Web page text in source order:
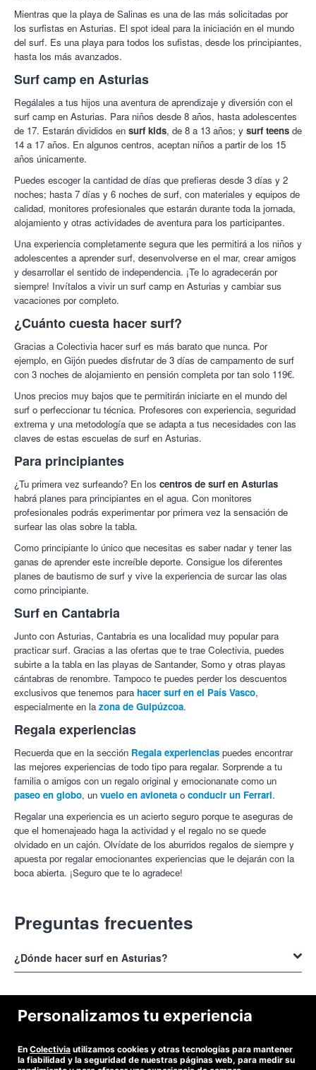
Mientras que la playa de Salinas es una de las más solicitadas por
los surfistas en Asturias. El spot ideal para la iniciación en el mundo
del surf. Es una playa para todos los sufistas, desde los principiantes,
hasta los más avanzados.
Surf camp en Asturias
Regálales a tus hijos una aventura de aprendizaje y diversión con el
surf camp en Asturias. Para niños desde 8 años, hasta adolescentes
de 17. Estarán divididos en surf kids, de 8 a 13 años; y surf teens de
14 a 17 años. En algunos centros, aceptan niños a partir de los 15
años únicamente.
Puedes escoger la cantidad de días que prefieras desde 3 días y 2
noches; hasta 7 días y 6 noches de surf, con materiales y equipos de
calidad, monitores profesionales que estarán durante toda la jornada,
alojamiento y otras actividades de aventura para los participantes.
Una experiencia completamente segura que les permitirá a los niños y
adolescentes a aprender surf, desenvolverse en el mar, crear amigos
y desarrollar el sentido de independencia. ¡Te lo agradecerán por
siempre! Invítalos a vivir un surf camp en Asturias y cambiar sus
vacaciones por completo.
¿Cuánto cuesta hacer surf?
Gracias a Colectivia hacer surf es más barato que nunca. Por
ejemplo, en Gijón puedes disfrutar de 3 días de campamento de surf
con 3 noches de alojamiento en pensión completa por tan solo 119€.
Unos precios muy bajos que te permitirán iniciarte en el mundo del
surf o perfeccionar tu técnica. Profesores con experiencia, seguridad
extrema y una metodología que se adapta a tus necesidades con las
claves de estas escuelas de surf en Asturias.
Para principiantes
¿Tu primera vez surfeando? En los centros de surf en Asturias
habrá planes para principiantes en el agua. Con monitores
profesionales podrás experimentar por primera vez la sensación de
surfear las olas sobre la tabla.
Como principiante lo único que necesitas es saber nadar y tener las
ganas de aprender este increíble deporte. Consigue los diferentes
planes de bautismo de surf y vive la experiencia de surcar las olas
como principiante.
Surf en Cantabria
Junto con Asturias, Cantabria es una localidad muy popular para
practicar surf. Gracias a las ofertas que te trae Colectivia, puedes
subirte a la tabla en las playas de Santander, Somo y otras playas
cántabras de renombre. Tampoco te puedes perder los descuentos
exclusivos que tenemos para hacer surf en el País Vasco,
especialmente en la zona de Guipúzcoa.
Regala experiencias
Recuerda que en la sección Regala experiencias puedes encontrar
las mejores experiencias de todo tipo para regalar. Sorprende a tu
familia o amigos con un regalo original y emocionanate como un
paseo en globo, un vuelo en avioneta o conducir un Ferrari.
Regalar una experiencia es un acierto seguro porque te aseguras de
que el homenajeado haga la actividad y el regalo no se quede
olvidado en un cajón. Olvídate de los aburridos regalos de siempre y
apuesta por regalar emocionantes experiencias que le dejarán con la
boca abierta. ¡Seguro que te lo agradece!
Preguntas frecuentes
¿Dónde hacer surf en Asturias?
Asturias tiene increíbleslugares para hacer surf. Entre ellos las
playas de Gijón, Villaviciosa, Llanes, Ribadesella y muchos otros
spots de surf en Asturias.
¿Cuál es el precio de hacer surf en Asturias?
precio es de 20€; mientras que si amplias la experiencia a un fin de
¿Cómo conseguir descuentos para hacer surf en Asturias?
Personalizamos tu experiencia
En Colectivia utilizamos cookies y otras tecnologías para mantener
la fiabilidad y la seguridad de nuestras páginas web, para medir su